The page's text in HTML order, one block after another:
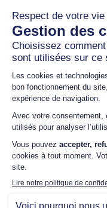
05 63 94 41 20
HORAIRES
Du Lundi au Jeudi
Vendredi
Samedi
NOUS SUIVRE